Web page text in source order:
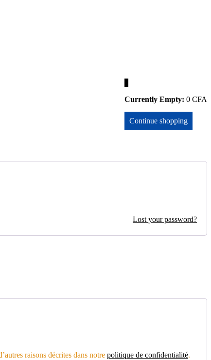
Currently Empty: 0 CFA
Continue shopping
Lost your password?
raisons décrites dans notre politique de confidentialité.